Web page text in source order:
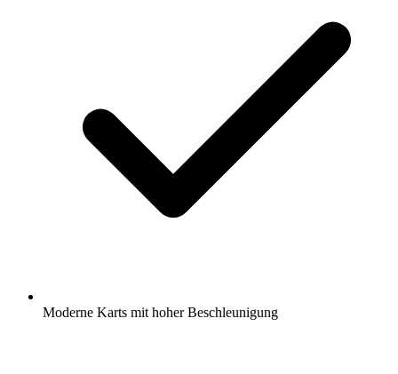
Moderne Karts mit hoher Beschleunigung